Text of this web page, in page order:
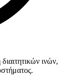
διαιτητικών ινών,